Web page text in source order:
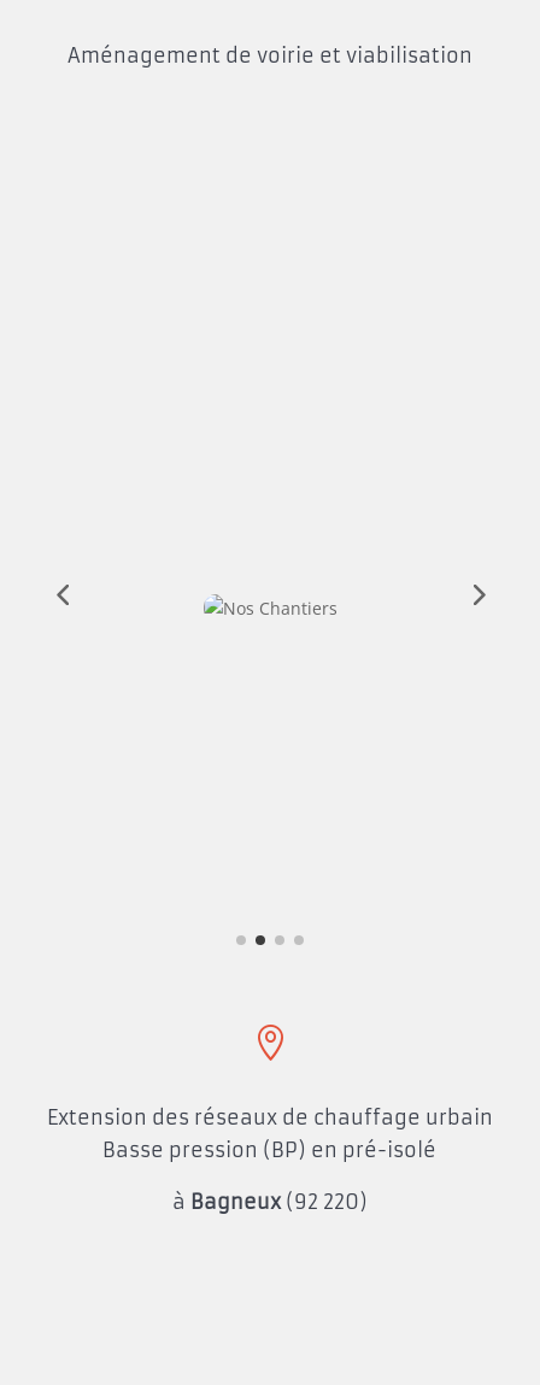
Aménagement de voirie et viabilisation

Extension des réseaux de chauffage urbain
Basse pression (BP) en pré-isolé
à Bagneux(92 220)